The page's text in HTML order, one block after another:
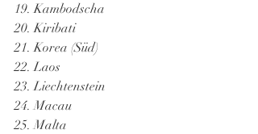
19. Kambodscha
20. Kiribati
21. Korea (Süd)
22. Laos
23. Liechtenstein
24. Macau
25. Malta